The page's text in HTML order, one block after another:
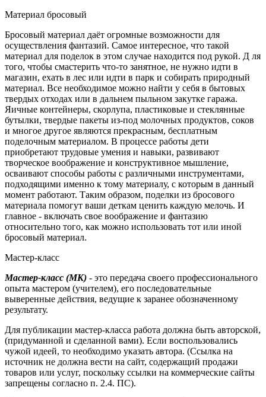
Материал бросовый
Бросовый материал даёт огромные возможности для
осуществления фантазий. Самое интересное, что такой
материал для поделок в этом случае находится под рукой. Д ля
того, чтобы смастерить что-то занятное, не нужно идти в
магазин, ехать в лес или идти в парк и собирать природный
материал. Все необходимое можно найти у себя в бытовых
твердых отходах или в дальнем пыльном закутке гаража.
Яичные контейнеры, скорлупа, пластиковые и стеклянные
бутылки, твердые пакеты из-под молочных продуктов, соков
и многое другое являются прекрасным, бесплатным
поделочным материалом. В процессе работы дети
приобретают трудовые умения и навыки, развивают
творческое воображение и конструктивное мышление,
осваивают способы работы с различными инструментами,
подходящими именно к тому материалу, с которым в данный
момент работают. Таким образом, поделки из бросового
материала помогут ваши деткам ценить каждую мелочь. И
главное - включать свое воображение и фантазию
относительно того, как можно использовать тот или иной
бросовый материал.
Мастер-класс
Мастер-класс (МК) - это передача своего профессионального
опыта мастером (учителем), его последовательные
выверенные действия, ведущие к заранее обозначенному
результату.
Для публикации мастер-класса работа должна быть авторской,
(придуманной и сделанной вами). Если воспользовались
чужой идеей, то необходимо указать автора. (Ссылка на
источник не должна вести на сайт, содержащий продажи
товаров или услуг, поскольку ссылки на коммерческие сайты
запрещены согласно п. 2.4. ПС).